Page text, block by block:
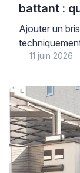
battant :
aggraver
Ajouter un
un
structure déjà
aggravants
gonds
11 juin 2026